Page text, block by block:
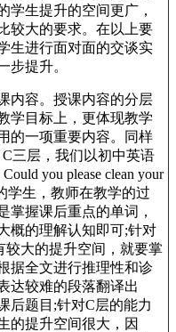
学生提升的空间更广，
较大的要求。在以上要
生进行面对面的交谈实
步提升。
内容。授课内容的分层
学目标上，更体现教学
的一项重要内容。同样
三层，我们以初中英语
you please clean your
学生，教师在教学的过
掌握课后重点的单词，
概的理解认知即可;针对
较大的提升空间，就要掌
据全文进行推理性和诊
达较难的段落翻译出
后题目;针对C层的能力
的提升空间很大，因